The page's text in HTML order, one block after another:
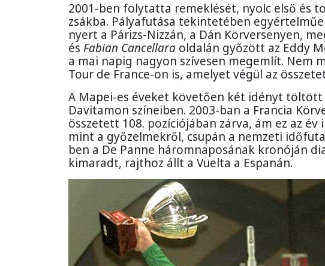
2001-ben folytatta remeklését, nyolc első és
zsákba. Pályafutása tekintetében
nyert a Párizs-Nizzán, a Dán Körversenyen,
és Fabian Cancellara oldalán győzött az Eddy
a mai napig nagyon szívesen megemlít. Nem
Tour de France-on is, amelyet végül az
A Mapei-es éveket követően két idényt töltött
Davitamon színeiben. 2003-ban a Francia
összetett 108. pozíciójában zárva, ám ez az
mint a győzelmekről, csupán a nemzeti
ben a De Panne háromnaposának kronóján
kimaradt, rajthoz állt a Vuelta a Espanán.